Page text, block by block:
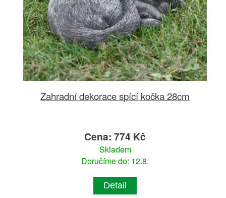
Zahradní dekorace spící kočka 28cm
Cena: 774 Kč
Skladem
Doručíme do: 12.8.
Detail